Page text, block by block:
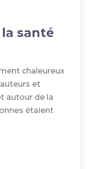
santé
chaleureux
et
autour de la
étaient